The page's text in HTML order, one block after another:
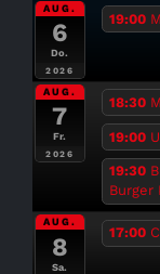
AUG.
6
Do.
2026
19:00
AUG.
7
Fr.
2026
18:30
19:00
19:30
Burger
AUG.
8
Sa.
17:00